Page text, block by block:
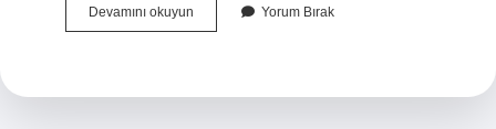
Devamını okuyunParaleller
Arası
Yorum Bırak